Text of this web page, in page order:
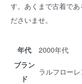
す。あくまで古着で
ださいませ。
年代
2000年代
ブラン
ド
ラルフローレ